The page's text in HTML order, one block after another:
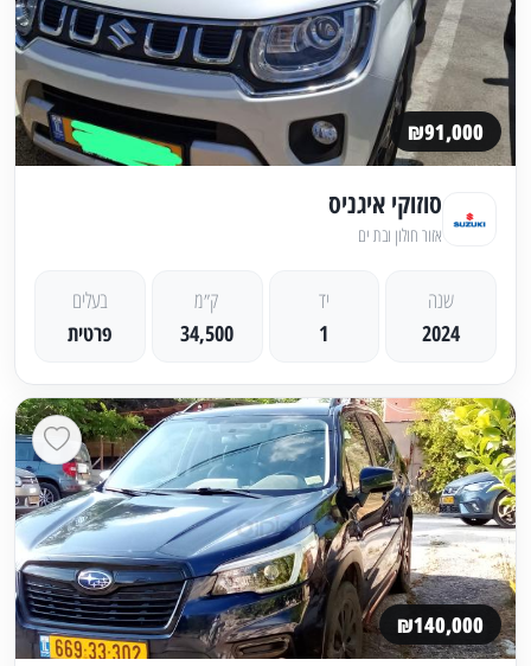
₪91,000
סוזוקי איגניס
אזור חולון ובת ים
שנה
2024
יד
1
ק״מ
34,500
בעלים
פרטית
₪140,000